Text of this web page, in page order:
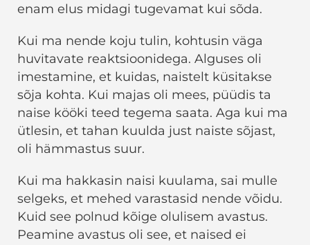
enam elus midagi tugevamat kui sõda.
Kui ma nende koju tulin, kohtusin väga
huvitavate reaktsioonidega. Alguses oli
imestamine, et kuidas, naistelt küsitakse
sõja kohta. Kui majas oli mees, püüdis ta
naise kööki teed tegema saata. Aga kui ma
ütlesin, et tahan kuulda just naiste sõjast,
oli hämmastus suur.
Kui ma hakkasin naisi kuulama, sai mulle
selgeks, et mehed varastasid nende võidu.
Kuid see polnud kõige olulisem avastus.
Peamine avastus oli see, et naised ei